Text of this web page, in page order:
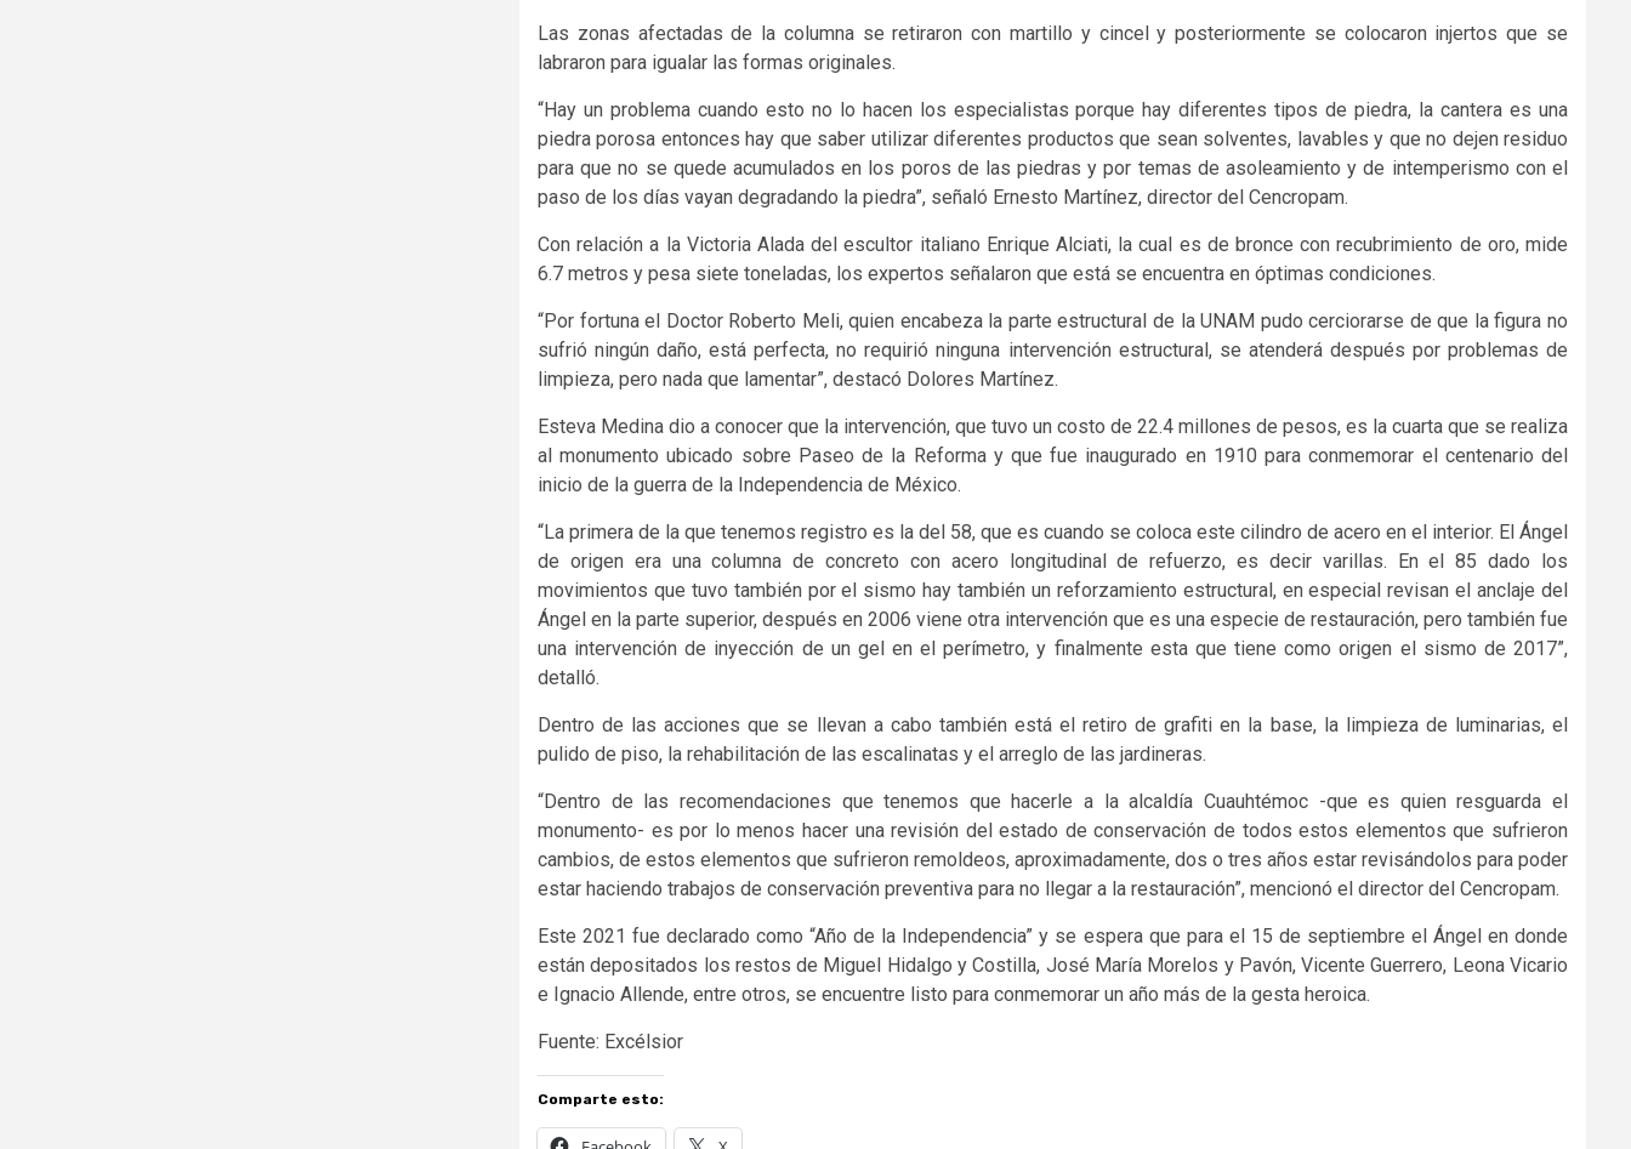
Las zonas afectadas de la columna se retiraron con martillo y cincel y posteriormente se colocaron injertos que se
labraron para igualar las formas originales.
“Hay un problema cuando esto no lo hacen los especialistas porque hay diferentes tipos de piedra, la cantera es una
piedra porosa entonces hay que saber utilizar diferentes productos que sean solventes, lavables y que no dejen residuo
para que no se quede acumulados en los poros de las piedras y por temas de asoleamiento y de intemperismo con el
paso de los días vayan degradando la piedra”, señaló Ernesto Martínez, director del Cencropam.
Con relación a la Victoria Alada del escultor italiano Enrique Alciati, la cual es de bronce con recubrimiento de oro, mide
6.7 metros y pesa siete toneladas, los expertos señalaron que está se encuentra en óptimas condiciones.
“Por fortuna el Doctor Roberto Meli, quien encabeza la parte estructural de la UNAM pudo cerciorarse de que la figura no
sufrió ningún daño, está perfecta, no requirió ninguna intervención estructural, se atenderá después por problemas de
limpieza, pero nada que lamentar”, destacó Dolores Martínez.
Esteva Medina dio a conocer que la intervención, que tuvo un costo de 22.4 millones de pesos, es la cuarta que se realiza
al monumento ubicado sobre Paseo de la Reforma y que fue inaugurado en 1910 para conmemorar el centenario del
inicio de la guerra de la Independencia de México.
“La primera de la que tenemos registro es la del 58, que es cuando se coloca este cilindro de acero en el interior. El Ángel
de origen era una columna de concreto con acero longitudinal de refuerzo, es decir varillas. En el 85 dado los
movimientos que tuvo también por el sismo hay también un reforzamiento estructural, en especial revisan el anclaje del
Ángel en la parte superior, después en 2006 viene otra intervención que es una especie de restauración, pero también fue
una intervención de inyección de un gel en el perímetro, y finalmente esta que tiene como origen el sismo de 2017”,
detalló.
Dentro de las acciones que se llevan a cabo también está el retiro de grafiti en la base, la limpieza de luminarias, el
pulido de piso, la rehabilitación de las escalinatas y el arreglo de las jardineras.
“Dentro de las recomendaciones que tenemos que hacerle a la alcaldía Cuauhtémoc -que es quien resguarda el
monumento- es por lo menos hacer una revisión del estado de conservación de todos estos elementos que sufrieron
cambios, de estos elementos que sufrieron remoldeos, aproximadamente, dos o tres años estar revisándolos para poder
estar haciendo trabajos de conservación preventiva para no llegar a la restauración”, mencionó el director del Cencropam.
Este 2021 fue declarado como “Año de la Independencia” y se espera que para el 15 de septiembre el Ángel en donde
están depositados los restos de Miguel Hidalgo y Costilla, José María Morelos y Pavón, Vicente Guerrero, Leona Vicario
e Ignacio Allende, entre otros, se encuentre listo para conmemorar un año más de la gesta heroica.
Fuente: Excélsior
Comparte esto: